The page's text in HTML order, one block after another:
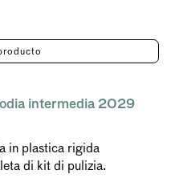
intermedia 2029
in plastica rigida
di kit di pulizia.